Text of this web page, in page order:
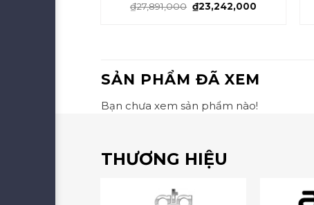
₫27,891,000 ₫23,242,000
SẢN PHẨM ĐÃ XEM
Bạn chưa xem sản phẩm nào!
THƯƠNG HIỆU